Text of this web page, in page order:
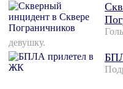
девушку.